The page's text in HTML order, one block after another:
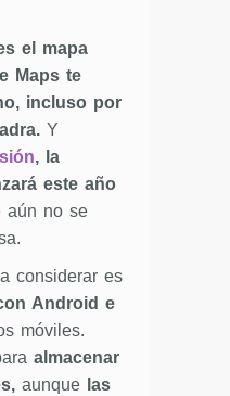
el mapa
Maps te
incluso por
Y
, la
este año
aún no se
considerar es
Android e
móviles.
almacenar
aunque las